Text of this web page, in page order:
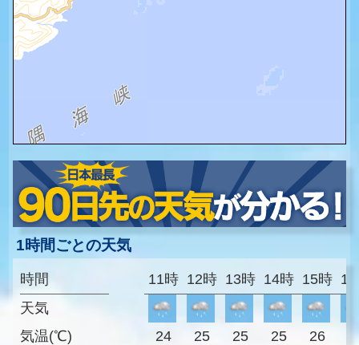
1時間ごとの天気
時間
天気
気温(℃)
11時 12時 13時 14時 15時
24 25 25 25 26